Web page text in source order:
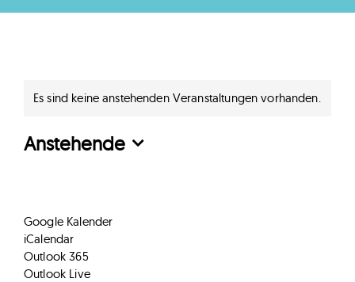
Hinweis
Es sind keine anstehenden Veranstaltungen vorhanden.
Anstehende
Google Kalender
iCalendar
Outlook 365
Outlook Live